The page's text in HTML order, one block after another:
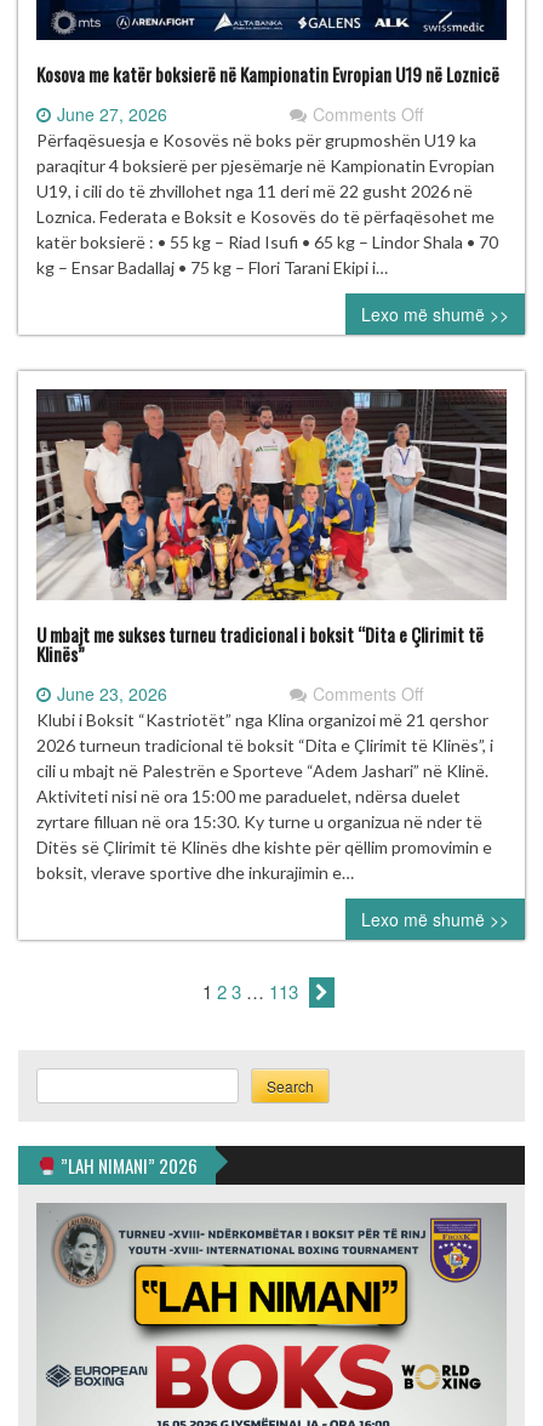
Kosova me katër boksierë në Kampionatin Evropian U19 në Loznicë
June 27, 2026 Comments Offon
Kosova
me
katër
boksierë
në
Evropian
U19
në
Loznicë
Përfaqësuesja e Kosovës në boks për grupmoshën U19 ka
paraqitur 4 boksierë per pjesëmarje në Kampionatin Evropian
U19, i cili do të zhvillohet nga 11 deri më 22 gusht 2026 në
Loznica. Federata e Boksit e Kosovës do të përfaqësohet me
katër boksierë : • 55 kg – Riad Isufi • 65 kg – Lindor Shala • 70
kg – Ensar Badallaj • 75 kg – Flori Tarani Ekipi i…
Lexo më shumë >>
U mbajt me sukses turneu tradicional i boksit “Dita e Çlirimit të
Klinës”
June 23, 2026 Comments Offon
U
mbajt
me
sukses
turneu
tradicional
boksit
“Dita
e
Klubi i Boksit “Kastriotët” nga Klina organizoi më 21 qershor
2026 turneun tradicional të boksit “Dita e Çlirimit të Klinës”, i
cili u mbajt në Palestrën e Sporteve “Adem Jashari” në Klinë.
Aktiviteti nisi në ora 15:00 me paraduelet, ndërsa duelet
zyrtare filluan në ora 15:30. Ky turne u organizua në nder të
Ditës së Çlirimit të Klinës dhe kishte për qëllim promovimin e
boksit, vlerave sportive dhe inkurajimin e…
Lexo më shumë >>
1 23 … 113
Search Search
”LAH NIMANI” 2026